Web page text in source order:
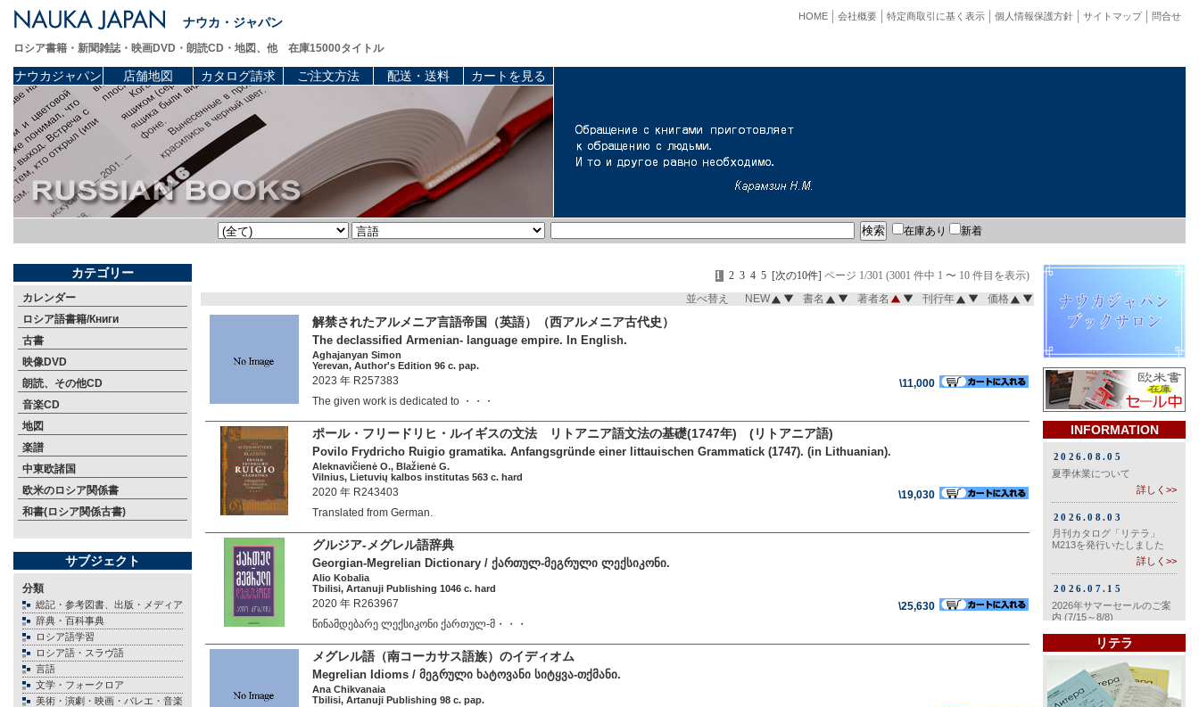
ナウカ・ジャパン 問合せ
サイトマップ
個人情報保護方針
特定商取引に基く表示
会社概要
HOME
ロシア書籍・新聞雑誌・映画DVD・朗読CD・地図、他 在庫15000タイトル
ナウカジャパン 店舗地図 カタログ請求 ご注文方法 配送・送料 カートを見る
在庫あり 新着
カテゴリー
カレンダー
ロシア語書籍/Книги
古書
映像DVD
朗読、その他CD
音楽CD
地図
楽譜
中東欧諸国
欧米のロシア関係書
和書(ロシア関係古書)
サブジェクト
分類
総記・参考図書、出版・メディア
辞典・百科事典
ロシア語学習
ロシア語・スラヴ語
言語
文学・フォークロア
美術・演劇・映画・バレエ・音楽
1 2 3 4 5 [次の10件] ページ 1/301 (3001 件中 1 〜 10 件目を表示)
並べ替え NEW 書名 著者名 刊行年 価格
解禁されたアルメニア言語帝国（英語）（西アルメニア古代史）
The declassified Armenian- language empire. In English.
Aghajanyan Simon
Yerevan, Author's Edition 96 c. pap.
2023 年 R257383
\11,000
The given work is dedicated to ・・・
ポール・フリードリヒ・ルイギスの文法 リトアニア語文法の基礎(1747年) (リトアニア語)
Povilo Frydricho Ruigio gramatika. Anfangsgründe einer littauischen Grammatick (1747). (in Lithuanian).
Aleknavičienė O., Blažienė G.
Vilnius, Lietuvių kalbos institutas 563 c. hard
2020 年 R243403
\19,030
Translated from German.
グルジア-メグレル語辞典
Georgian-Megrelian Dictionary / ქართულ-მეგრული ლექსიკონი.
Alio Kobalia
Tbilisi, Artanuji Publishing 1046 c. hard
2020 年 R263967
\25,630
წინამდებარე ლექსიკონი ქართულ-მ・・・
メグレル語（南コーカサス語族）のイディオム
Megrelian Idioms / მეგრული ხატოვანი სიტყვა-თქმანი.
Ana Chikvanaia
Tbilisi, Artanuji Publishing 98 c. pap.
INFORMATION
リテラ